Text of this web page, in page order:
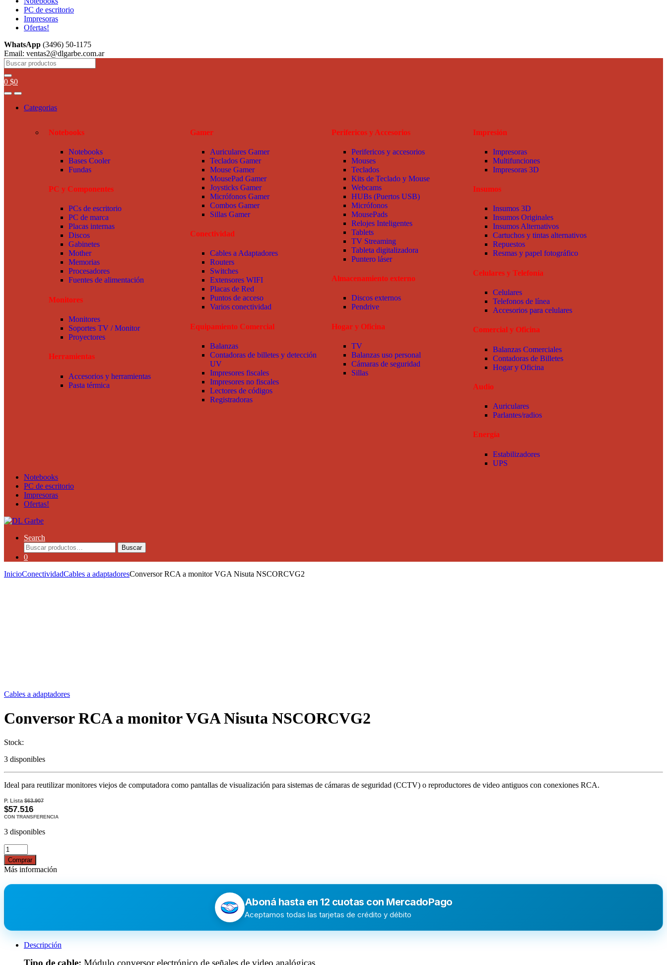
PC de escritorio
Impresoras
Ofertas!
WhatsApp (3496) 50-1175
Email: ventas2@dlgarbe.com.ar
0 $0
Categorias
Notebooks
Notebooks
Bases Cooler
Fundas
PC y Componentes
PCs de escritorio
PC de marca
Placas internas
Discos
Gabinetes
Mother
Memorias
Procesadores
Fuentes de alimentación
Monitores
Monitores
Soportes TV / Monitor
Proyectores
Herramientas
Accesorios y herramientas
Pasta térmica
Gamer
Auriculares Gamer
Teclados Gamer
Mouse Gamer
MousePad Gamer
Joysticks Gamer
Micrófonos Gamer
Combos Gamer
Sillas Gamer
Conectividad
Cables a Adaptadores
Routers
Switches
Extensores WIFI
Placas de Red
Puntos de acceso
Varios conectividad
Equipamiento Comercial
Balanzas
Contadoras de billetes y detección
UV
Impresores fiscales
Impresores no fiscales
Lectores de códigos
Registradoras
Perifericos y Accesorios
Perifericos y accesorios
Mouses
Teclados
Kits de Teclado y Mouse
Webcams
HUBs (Puertos USB)
Micrófonos
MousePads
Relojes Inteligentes
Tablets
TV Streaming
Tableta digitalizadora
Puntero láser
Almacenamiento externo
Discos externos
Pendrive
Hogar y Oficina
TV
Balanzas uso personal
Cámaras de seguridad
Sillas
Impresión
Impresoras
Multifunciones
Impresoras 3D
Insumos
Insumos 3D
Insumos Originales
Insumos Alternativos
Cartuchos y tintas alternativos
Repuestos
Resmas y papel fotográfico
Celulares y Telefonía
Celulares
Telefonos de línea
Accesorios para celulares
Comercial y Oficina
Balanzas Comerciales
Contadoras de Billetes
Hogar y Oficina
Audio
Auriculares
Parlantes/radios
Energía
Estabilizadores
UPS
Notebooks
PC de escritorio
Impresoras
Ofertas!
Search
Buscar
0
InicioConectividadCables a adaptadoresConversor RCA a monitor VGA Nisuta NSCORCVG2
Cables a adaptadores
Conversor RCA a monitor VGA Nisuta NSCORCVG2
Stock:
3 disponibles
Ideal para reutilizar monitores viejos de computadora como pantallas de visualización para sistemas de cámaras de seguridad (CCTV) o reproductores de video antiguos con conexiones RCA.
P. Lista$63.907
$57.516
CON TRANSFERENCIA
3 disponibles
Comprar
Más información
Aboná hasta en 12 cuotas con MercadoPago
Aceptamos todas las tarjetas de crédito y débito
Descripción